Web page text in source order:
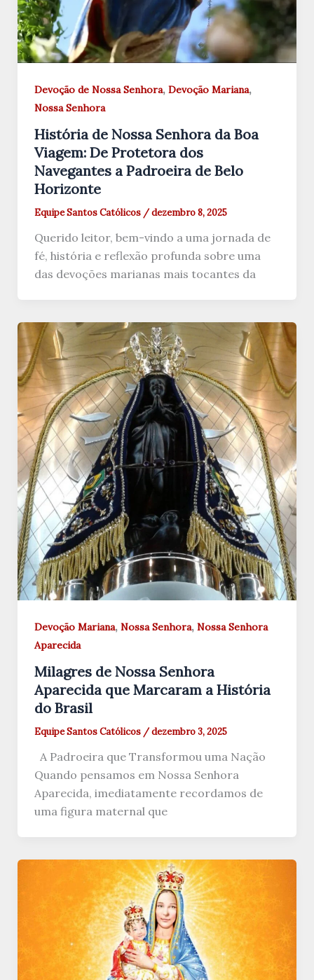
Devoção de Nossa Senhora, Devoção Mariana,
Nossa Senhora
História de Nossa Senhora da Boa
Viagem: De Protetora dos
Navegantes a Padroeira de Belo
Horizonte
Equipe Santos Católicos /dezembro 8, 2025
Querido leitor, bem-vindo a uma jornada de
fé, história e reflexão profunda sobre uma
das devoções marianas mais tocantes da
Devoção Mariana, Nossa Senhora, Nossa Senhora
Aparecida
Milagres de Nossa Senhora
Aparecida que Marcaram a História
do Brasil
Equipe Santos Católicos /dezembro 3, 2025
A Padroeira que Transformou uma Nação
Quando pensamos em Nossa Senhora
Aparecida, imediatamente recordamos de
uma figura maternal que